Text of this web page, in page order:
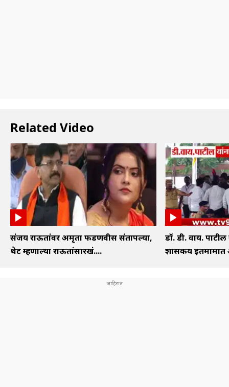
Related Video
संजय राऊतांवर अमृता फडणवीस संतापल्या,
थेट म्हणाल्या राऊतांसारखं....
डॉ. डी. वाय.
शासकीय